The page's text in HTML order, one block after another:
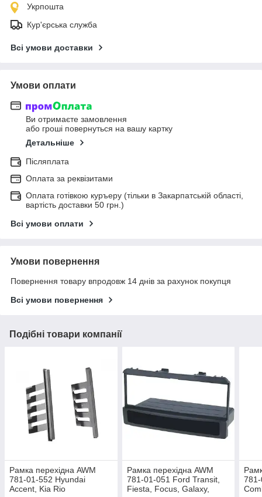
Укрпошта
Кур'єрська служба
Всі умови доставки
Умови оплати
Ви отримаєте замовлення
або гроші повернуться на вашу картку
Детальніше
Післяплата
Оплата за реквізитами
Оплата готівкою куръеру (тільки в Закарпатській області,
вартість доставки 50 грн.)
Всі умови оплати
Умови повернення
Повернення товару впродовж 14 днів за рахунок покупця
Всі умови повернення
Подібні товари компанії
Рамка перехідна AWM
781-01-552 Hyundai
Accent, Kia Rio
Рамка перехідна AWM
781-01-051 Ford Transit,
Fiesta, Focus, Galaxy,